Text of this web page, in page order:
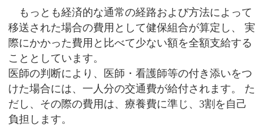
もっとも経済的な通常の経路および方法によって
移送された場合の費用として健保組合が算定し、 実
際にかかった費用と比べて少ない額を全額支給する
こととしています。
医師の判断により、医師・看護師等の付き添いをつ
けた場合には、一人分の交通費が給付されます。 た
だし、その際の費用は、療養費に準じ、3割を自己
負担します。